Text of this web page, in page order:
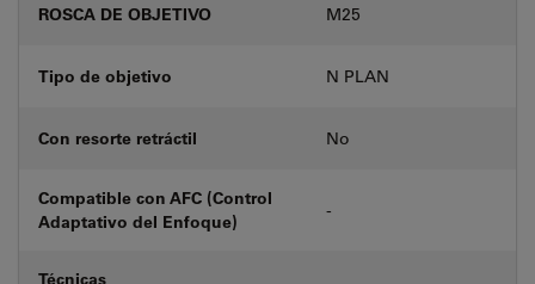
ROSCA DE OBJETIVO M25
Tipo de objetivo N PLAN
Con resorte retráctil No
Compatible con AFC (Control
Adaptativo del Enfoque)
-
Técnicas